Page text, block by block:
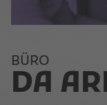
BÜRO
DA